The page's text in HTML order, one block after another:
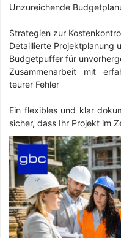
Unzureichende
Strategien zur
Detaillierte Projektplanung
Budgetpuffer für
Zusammenarbeit mit
teurer Fehler
Ein flexibles und klar
sicher, dass Ihr Projekt im